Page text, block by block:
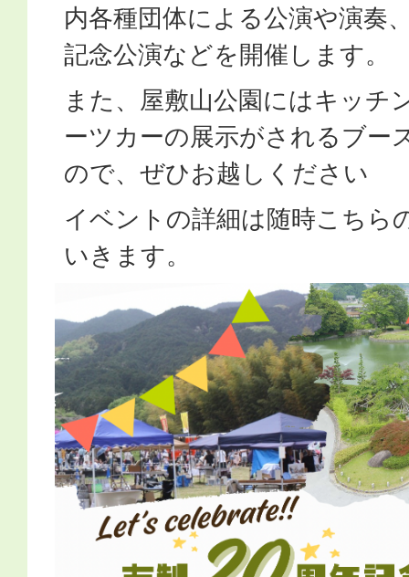
内各種団体による公演や演奏
記念公演などを開催します。
また、屋敷山公園にはキッチ
ーツカーの展示がされるブー
ので、ぜひお越しください
イベントの詳細は随時こちら
いきます。